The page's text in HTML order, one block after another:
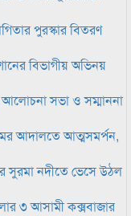
পুরস্কার বিতরণ
বিভাগীয় অভিনয়
আলোচনা সভা ও সম্মাননা
আদালতে আত্মসমর্পন,
সুরমা নদীতে ভেসে উঠল
৩ আসামী কক্সবাজার